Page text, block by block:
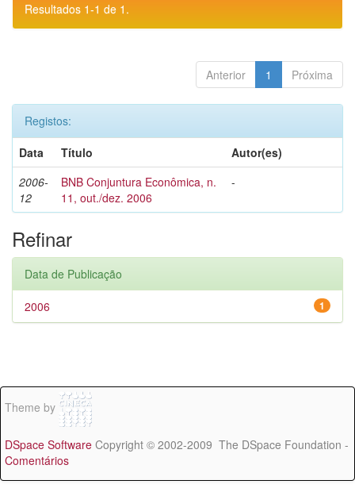
Resultados 1-1 de 1.
Anterior 1 Próxima
Registos:
Data
Título
Autor(es)
2006-
12
BNB Conjuntura Econômica, n.
11, out./dez. 2006
-
Refinar
Data de Publicação
1
2006
Theme by
DSpace Software Copyright © 2002-2009 The DSpace Foundation -
Comentários